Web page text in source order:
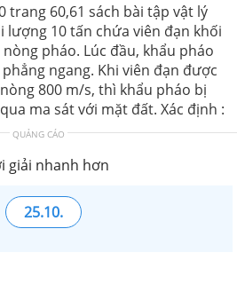
trang 60,61 sách bài tập vật lý
lượng 10 tấn chứa viên đạn khối
pháo. Lúc đầu, khẩu pháo
ngang. Khi viên đạn được
800 m/s, thì khẩu pháo bị
ma sát với mặt đất. Xác định :
QUẢNG CÁO
giải nhanh hơn
25.10.